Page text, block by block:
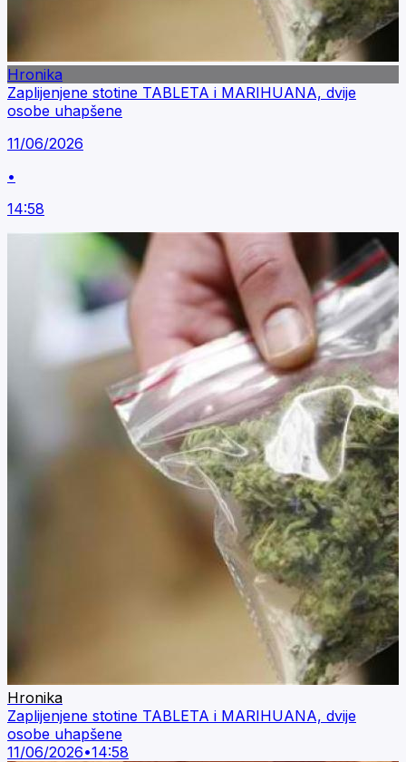
Hronika
Zaplijenjene stotine TABLETA i MARIHUANA, dvije
osobe uhapšene
11/06/2026
•
14:58
Hronika
Zaplijenjene stotine TABLETA i MARIHUANA, dvije
osobe uhapšene
11/06/2026•14:58